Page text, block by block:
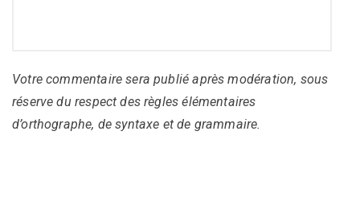
Votre commentaire sera publié après modération, sous
réserve du respect des règles élémentaires
d’orthographe, de syntaxe et de grammaire.